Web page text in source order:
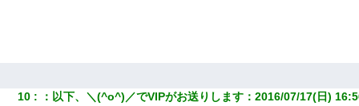
10 ： 以下、＼(^o^)／でVIPがお送りします ：2016/07/17(日)